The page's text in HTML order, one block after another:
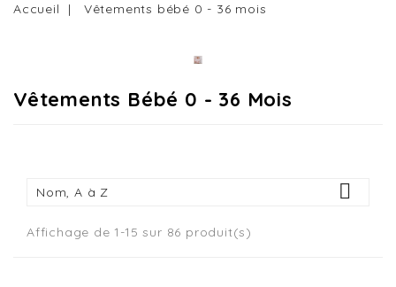
Accueil Vêtements bébé 0 - 36 mois
Vêtements Bébé 0 - 36 Mois
Nom, A à Z 
Affichage de 1-15 sur 86 produit(s)